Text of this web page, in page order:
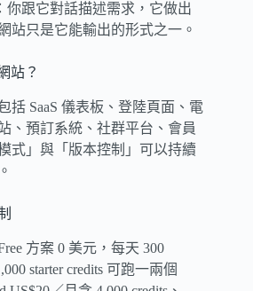
你跟它對話描述需求，它做出
站只是它能輸出的形式之一。
站？
括 SaaS 儀表板、登陸頁面、電
、預訂系統、社群平台、會員
式」與「版本控制」可以持續
方案 0 美元，每天 300
starter credits 可跑一兩個